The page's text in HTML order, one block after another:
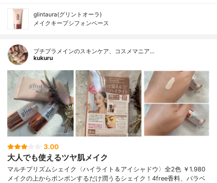
glintaura(グリントオーラ)
メイクキープシフォンベース
プチプラメインのスキンケア、コスメマニア…
kukuru
3.00
大人でも使えるツヤ肌メイク
マルチプリズムシェイク〈ハイライト＆アイシャドウ〉全2色 ￥1.980
メイクの上からポンポンするだけ潤うるシェイク！4free香料、パラベ